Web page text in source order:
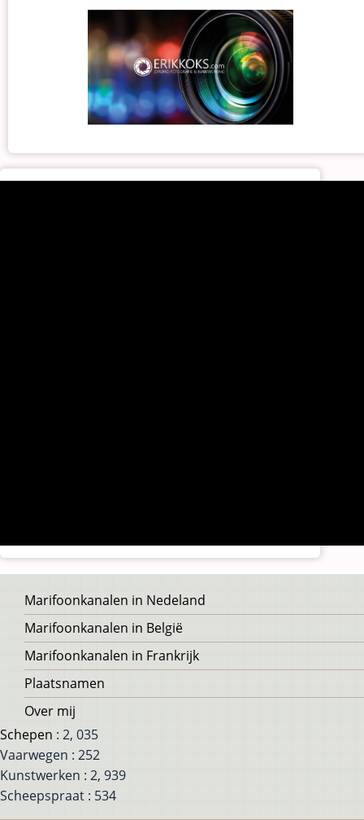
Voet
Marifoonkanalen in Nedeland
Marifoonkanalen in België
Marifoonkanalen in Frankrijk
Plaatsnamen
Over mij
Schepen : 2, 035
Vaarwegen : 252
Kunstwerken : 2, 939
Scheepspraat : 534